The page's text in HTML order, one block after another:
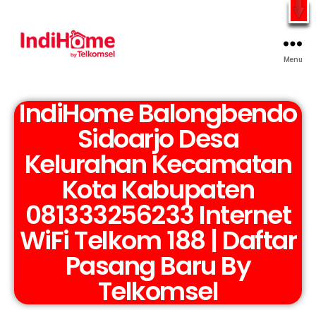
Gratis Pasang Dengan Bayar PDD2 | WiFi 200Rb an By
Menu
IndiHome Balongbendo
Sidoarjo Desa
Kelurahan Kecamatan
Kota Kabupaten
081333256233 Internet
WiFi Telkom 188 | Daftar
Pasang Baru By
Telkomsel